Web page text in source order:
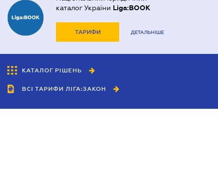
каталог України Liga:BOOK
ТАРИФИ ДЕТАЛЬНІШЕ
КАТАЛОГ РІШЕНЬ
ВСІ ТАРИФИ ЛІГА:ЗАКОН